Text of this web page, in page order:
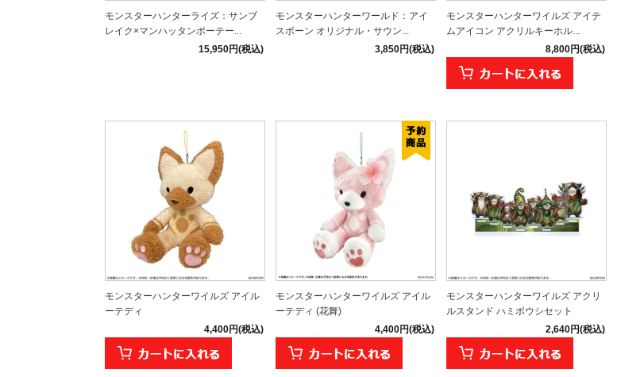
モンスターハンターライズ：サンブ
レイク×マンハッタンポーテー...
15,950円(税込)
モンスターハンターワールド：アイ
スボーン オリジナル・サウン...
3,850円(税込)
モンスターハンターワイルズ アイテ
ムアイコン アクリルキーホル...
8,800円(税込)
モンスターハンターワイルズ アイル
ーテディ
4,400円(税込)
モンスターハンターワイルズ アイル
ーテディ (花舞)
4,400円(税込)
モンスターハンターワイルズ アクリ
ルスタンド ハミボウシセット
2,640円(税込)